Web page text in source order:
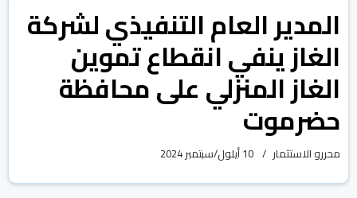
المدير العام التنفيذي لشركة
الغاز ينفي انقطاع تموين
الغاز المنزلي على محافظة
حضرموت
محررو الاستثمار 10 أيلول/سبتمبر 2024